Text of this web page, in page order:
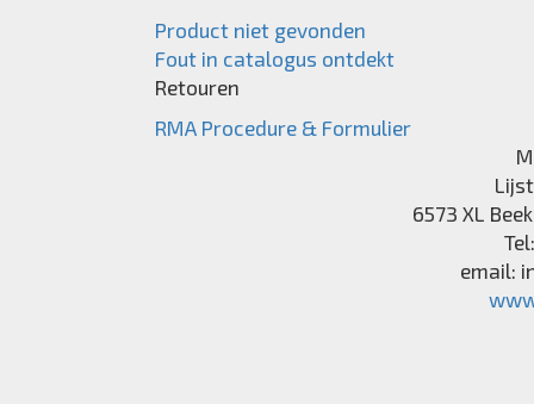
Product niet gevonden
Fout in catalogus ontdekt
Retouren
RMA Procedure & Formulier
6573 XL
email: